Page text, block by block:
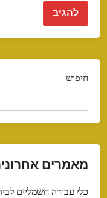
חיפוש
מאמרים
כלי עבודה חשמליים